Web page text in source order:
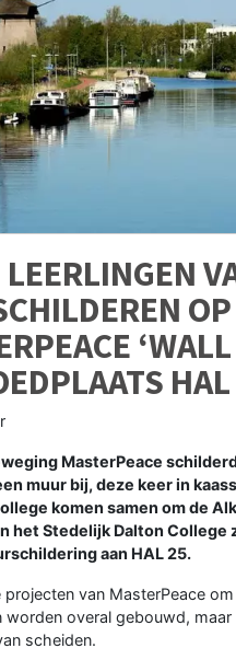
MasterPeace
muur bij, deze keer in
komen samen om de
het Stedelijk Dalton
aan HAL 25.
van MasterPeace
overal gebouwd,
scheiden.